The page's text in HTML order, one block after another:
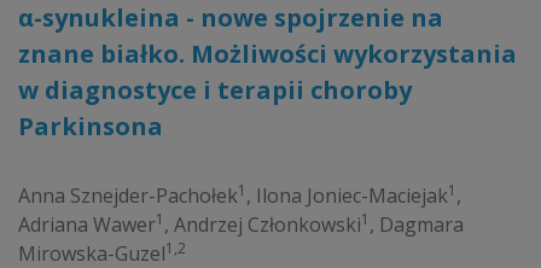
α-synukleina - nowe spojrzenie na
znane białko. Możliwości wykorzystania
w diagnostyce i terapii choroby
Parkinsona
Anna Sznejder-Pachołek1 , Ilona Joniec-Maciejak1 ,
Adriana Wawer1 , Andrzej Członkowski1 , Dagmara
Mirowska-Guzel1,2